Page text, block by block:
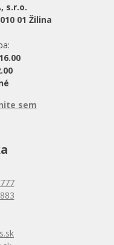
s.r.o.
01 Žilina
sem